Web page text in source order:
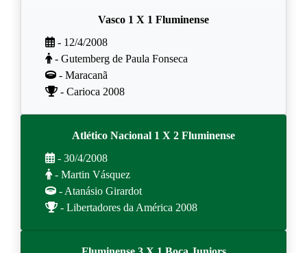
Vasco 1 X 1 Fluminense
- 12/4/2008
- Gutemberg de Paula Fonseca
- Maracanã
- Carioca 2008
Atlético Nacional 1 X 2 Fluminense
- 30/4/2008
- Martin Vásquez
- Atanásio Girardot
- Libertadores da América 2008